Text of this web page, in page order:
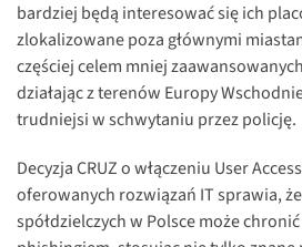
bardziej będą interesować się ich
zlokalizowane poza głównymi
częściej celem mniej
działając z terenów Europy
trudniejsi w schwytaniu przez policję.
Decyzja CRUZ o włączeniu User
oferowanych rozwiązań IT sprawia,
spółdzielczych w Polsce może